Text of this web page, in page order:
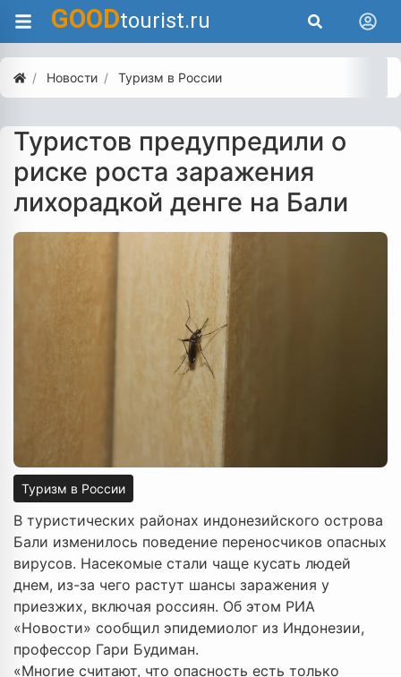
GOODtourist.ru
Новости Туризм в России
Туристов предупредили о
риске роста заражения
лихорадкой денге на Бали
Туризм в России
В туристических районах индонезийского острова
Бали изменилось поведение переносчиков опасных
вирусов. Насекомые стали чаще кусать людей
днем, из-за чего растут шансы заражения у
приезжих, включая россиян. Об этом РИА
«Новости» сообщил эпидемиолог из Индонезии,
профессор Гари Будиман.
«Многие считают, что опасность есть только